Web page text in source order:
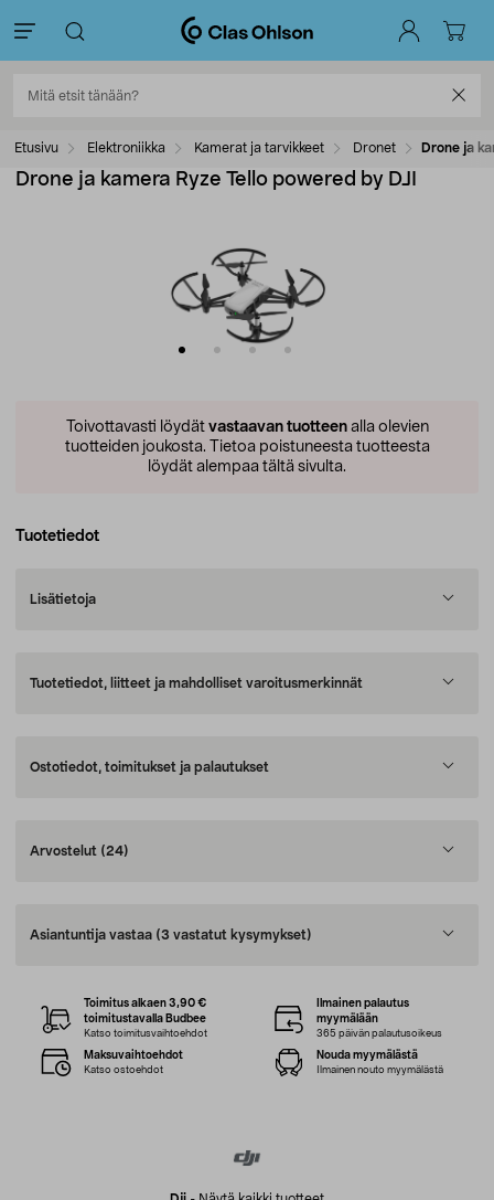
Etusivu Elektroniikka Kamerat ja tarvikkeet Dronet Drone ja
Drone ja kamera Ryze Tello powered by DJI
Toivottavasti löydät vastaavan tuotteenalla olevien
tuotteiden joukosta. Tietoa poistuneesta tuotteesta
löydät alempaa tältä sivulta.
Tuotetiedot
Lisätietoja
Tuotetiedot, liitteet ja mahdolliset varoitusmerkinnät
Ostotiedot, toimitukset ja palautukset
Arvostelut (24)
Asiantuntija vastaa (3 vastatut kysymykset)
Toimitus alkaen 3,90 €
toimitustavalla Budbee
Katso toimitusvaihtoehdot
Ilmainen palautus
myymälään
365 päivän palautusoikeus
Maksuvaihtoehdot
Katso ostoehdot
Nouda myymälästä
Ilmainen nouto myymälästä